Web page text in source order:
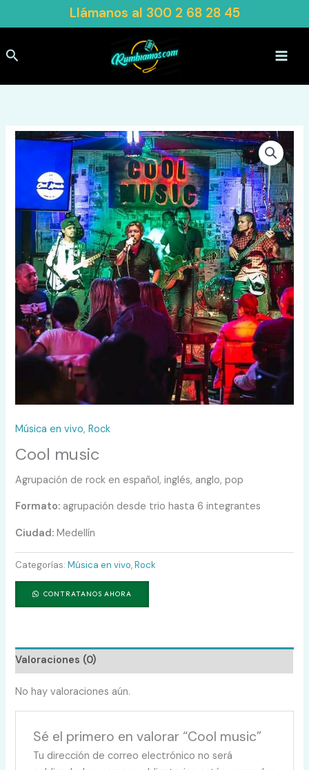
Llámanos al 300 2 68 28 45
Buscar
Música en vivo,Rock
Cool music
Agrupación de rock en español, inglés, anglo, pop
Formato: agrupación desde trio hasta 6 integrantes
Ciudad: Medellín
Categorías:Música en vivo,Rock
CONTRATANOS AHORA
Valoraciones (0)
No hay valoraciones aún.
Sé el primero en valorar “Cool music”
Tu dirección de correo electrónico no será